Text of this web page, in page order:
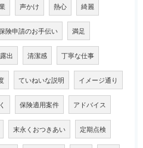
声かけ 熱心 綺麗
険申請のお手伝い 満足
露出 清潔感 丁寧な仕事
ていねいな説明 イメージ通り
保険適用案件 アドバイス
末永くおつきあい 定期点検